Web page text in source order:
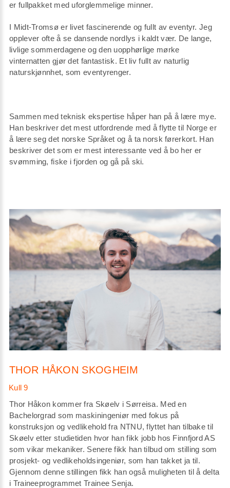
er fullpakket med uforglemmelige minner.
I Midt-Tromsø er livet fascinerende og fullt av eventyr. Jeg
opplever ofte å se dansende nordlys i kaldt vær. De lange,
livlige sommerdagene og den uopphørlige mørke
vinternatten gjør det fantastisk. Et liv fullt av naturlig
naturskjønnhet, som eventyrenger.
Sammen med teknisk ekspertise håper han på å lære mye.
Han beskriver det mest utfordrende med å flytte til Norge er
å lære seg det norske Språket og å ta norsk førerkort. Han
beskriver det som er mest interessante ved å bo her er
svømming, fiske i fjorden og gå på ski.
THOR HÅKON SKOGHEIM
Thor Håkon kommer fra Skøelv i Sørreisa. Med en
Bachelorgrad som maskiningeniør med fokus på
konstruksjon og vedlikehold fra NTNU, flyttet han tilbake til
Skøelv etter studietiden hvor han fikk jobb hos Finnfjord AS
som vikar mekaniker. Senere fikk han tilbud om stilling som
prosjekt- og vedlikeholdsingeniør, som han takket ja til.
Gjennom denne stillingen fikk han også muligheten til å delta
i Traineeprogrammet Trainee Senja.